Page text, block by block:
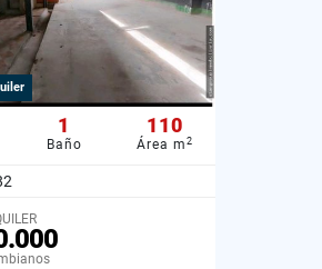
1
Baño
110
Área m 2